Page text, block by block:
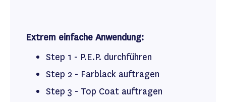
Extrem einfache Anwendung:
Step 1 - P.E.P. durchführen
Step 2 - Farblack auftragen
Step 3 - Top Coat auftragen